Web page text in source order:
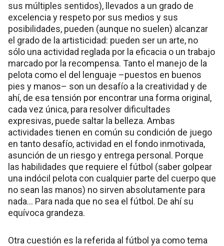
sus múltiples sentidos), llevados a un grado de
excelencia y respeto por sus medios y sus
posibilidades, pueden (aunque no suelen) alcanzar
el grado de la artisticidad: pueden ser un arte, no
sólo una actividad reglada por la eficacia o un trabajo
marcado por la recompensa. Tanto el manejo de la
pelota como el del lenguaje –puestos en buenos
pies y manos– son un desafío a la creatividad y de
ahí, de esa tensión por encontrar una forma original,
cada vez única, para resolver dificultades
expresivas, puede saltar la belleza. Ambas
actividades tienen en común su condición de juego
en tanto desafío, actividad en el fondo inmotivada,
asunción de un riesgo y entrega personal. Porque
las habilidades que requiere el fútbol (saber golpear
una indócil pelota con cualquier parte del cuerpo que
no sean las manos) no sirven absolutamente para
nada… Para nada que no sea el fútbol. De ahí su
equívoca grandeza.
Otra cuestión es la referida al fútbol ya como tema